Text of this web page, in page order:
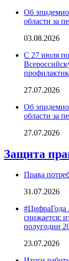
Об
области за
03.08.2026
С 27 июля по
27.07.2026
Об
области за
27.07.2026
Защита
Права
31.07.2026
#ЦифраГода
снижается:
полугодии
23.07.2026